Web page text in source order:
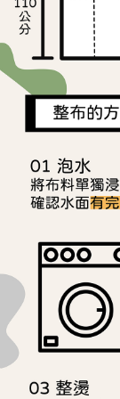
※ 交易是否成功請
是否繳費成功／繳
客戶支援中心」
【注意事項】
１．透過由恩沛科
易，需依本服務之
權轉讓予恩沛科技股
https://aftee.tw/
３．未成年的使用
「AFTEE先享後付
任。
４．使用「AFTEE
時審查核予不同之
請求用戶進行身份認
５．嚴禁一人註冊
恩沛科技股份有限
離島宅配
每筆NT$240